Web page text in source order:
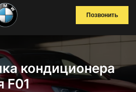
Позвонить
кондиционера
F01